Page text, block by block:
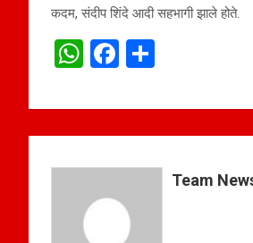
कदम, संदीप शिंदे आदी सहभागी झाले होते.
W
at
s
A
p
p
F
ce
b
o
o
k
ar
e
Team